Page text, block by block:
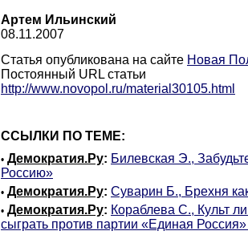
Артем Ильинский
08.11.2007
Статья опубликована на сайте Новая
Постоянный URL статьи
http://www.novopol.ru/material30105.html
ССЫЛКИ ПО ТЕМЕ:
• Демократия.Ру: Билевская Э.,
Россию»
• Демократия.Ру: Суварин Б., Брехня
• Демократия.Ру: Кораблева С., Культ
сыграть против партии «Единая